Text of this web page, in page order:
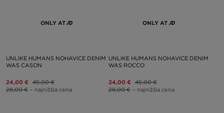
ONLY AT
UNLIKE HUMANS NOHAVICE DENIM
WAS CASON
24,00 € 45,00 €
28,00 € – najnižšia cena
ONLY AT
UNLIKE HUMANS NOHAVICE DENIM
WAS ROCCO
24,00 € 45,00 €
28,00 € – najnižšia cena